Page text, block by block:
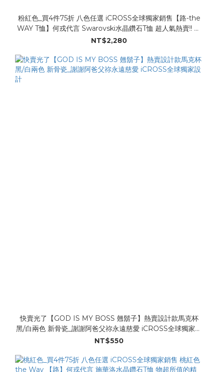
粉紅色_買4件75折 八色任選 iCROSS全球獨家銷售【路-the
WAY T恤】何戎代言 Swarovski水晶鑽石T恤 超人氣熱賣!! 超
閃亮!! Made in Taiwan 男女老少 /小孩大人都可穿
NT$2,280
快賣光了【GOD IS MY BOSS 翹鬍子】熱賣設計款馬克杯
黑/白兩色 新骨瓷_謝謝阿爸父祢永遠慈愛 iCROSS全球獨家設
計
NT$550